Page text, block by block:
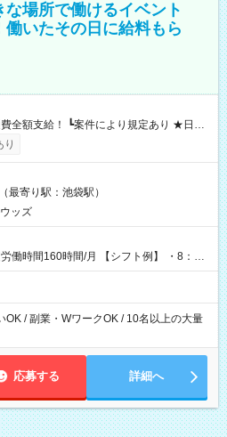
場所で働けるイベント
いたその日に給料もら
┗働いたその日に現金GET♪ お仕事後はコ
き落とせます！ 【試用期間】試
り
最寄り駅：池袋駅）
ッズ
間/月 【シフト例】 ・8：00
OK / 副業・WワークOK / 10名以上の大量
応募する 詳細へ